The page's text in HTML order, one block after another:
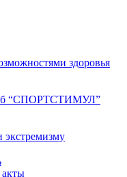
здоровья
“СПОРТСТИМУЛ”
экстремизму